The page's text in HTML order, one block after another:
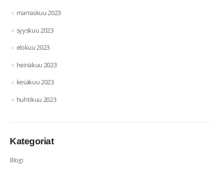
marraskuu 2023
syyskuu 2023
elokuu 2023
heinäkuu 2023
kesäkuu 2023
huhtikuu 2023
Kategoriat
Blogi